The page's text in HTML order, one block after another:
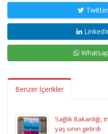
Benzer İçerikler
Sağlık
yaş sınırı getirdi